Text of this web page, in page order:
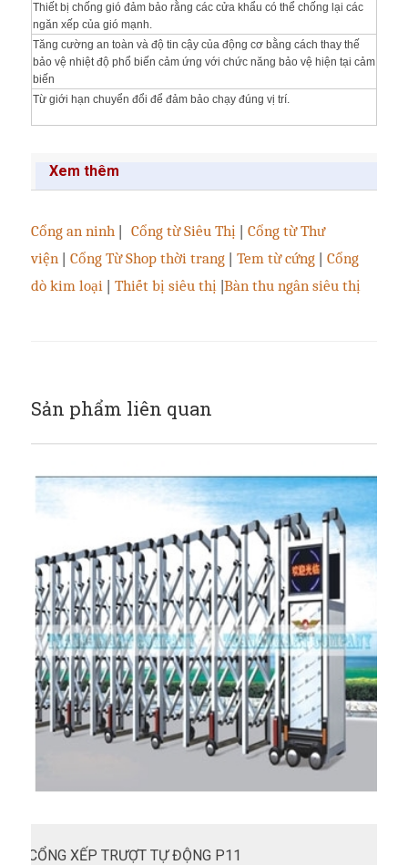
Thiết bị chống gió đảm bảo rằng các cửa khẩu có thể chống lại các
ngăn xếp của gió mạnh.
Tăng cường an toàn và độ tin cậy của động cơ bằng cách thay thế
bảo vệ nhiệt độ phổ biến cảm ứng với chức năng bảo vệ hiện tại cảm
biến
Từ giới hạn chuyển đổi để đảm bảo chạy đúng vị trí.
Xem thêm
Cổng an ninh | Cổng từ Siêu Thị | Cổng từ Thư
viện | Cổng Từ Shop thời trang | Tem từ cứng | Cổng
dò kim loại | Thiết bị siêu thị |Bàn thu ngân siêu thị
Sản phẩm liên quan
CỔNG XẾP TRƯỢT TỰ ĐỘNG P11